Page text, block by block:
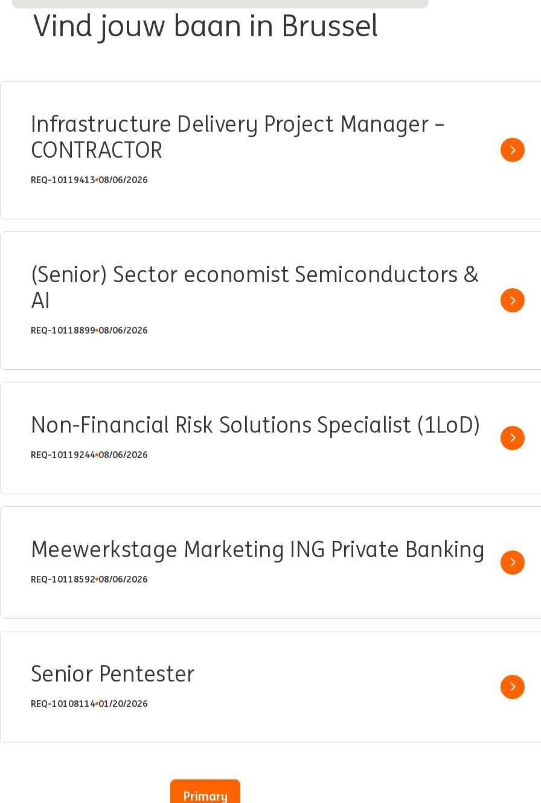
Vind jouw baan in Brussel
Infrastructure Delivery Project Manager –
CONTRACTOR
REQ-10119413 08/06/2026
Show
(Senior) Sector economist Semiconductors &
AI
REQ-10118899 08/06/2026
Show
Non-Financial Risk Solutions Specialist (1LoD)
REQ-10119244 08/06/2026
Show
Meewerkstage Marketing ING Private Banking
REQ-10118592 08/06/2026
Show
Senior Pentester
REQ-10108114 01/20/2026
Show
Primary